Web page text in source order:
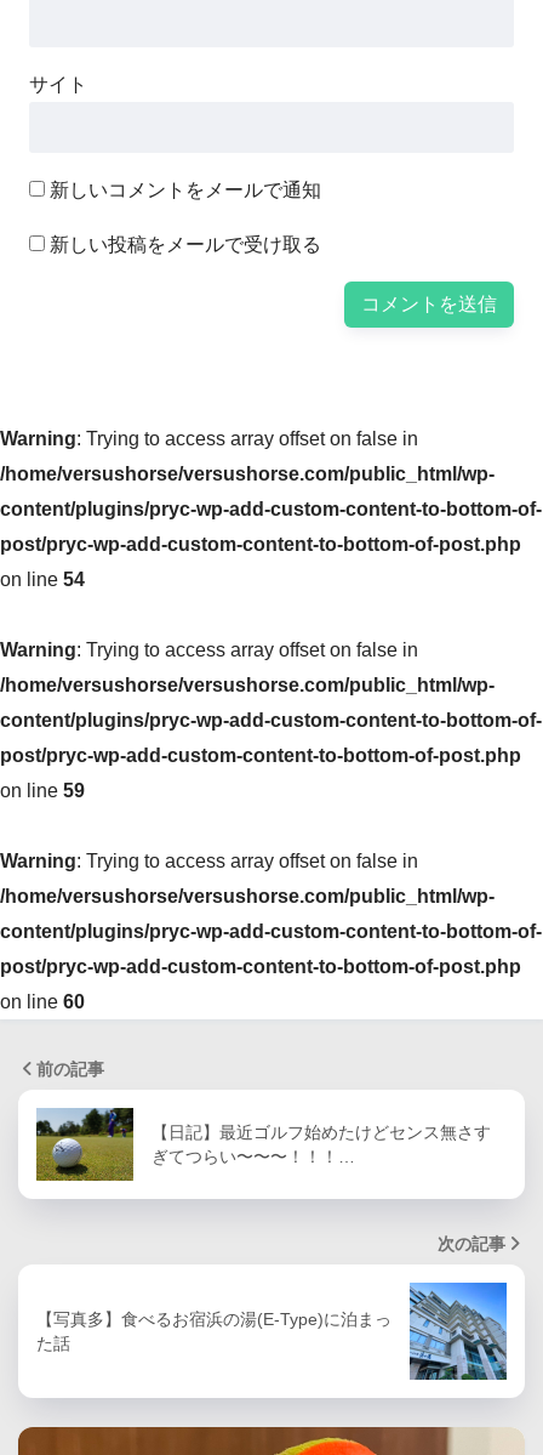
サイト
新しいコメントをメールで通知
新しい投稿をメールで受け取る
Warning: Trying to access array offset on false in
/home/versushorse/versushorse.com/public_html/wp-
content/plugins/pryc-wp-add-custom-content-to-bottom-of-
post/pryc-wp-add-custom-content-to-bottom-of-post.php
on line 54
Warning: Trying to access array offset on false in
/home/versushorse/versushorse.com/public_html/wp-
content/plugins/pryc-wp-add-custom-content-to-bottom-of-
post/pryc-wp-add-custom-content-to-bottom-of-post.php
on line 59
Warning: Trying to access array offset on false in
/home/versushorse/versushorse.com/public_html/wp-
content/plugins/pryc-wp-add-custom-content-to-bottom-of-
post/pryc-wp-add-custom-content-to-bottom-of-post.php
on line 60
前の記事
【日記】最近ゴルフ始めたけどセンス無さす
ぎてつらい〜〜〜！！！…
次の記事
【写真多】食べるお宿浜の湯(E-Type)に泊まっ
た話